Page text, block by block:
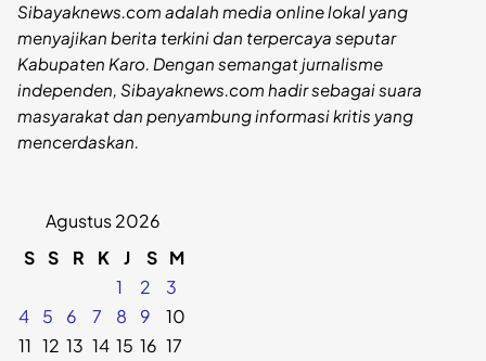
Sibayaknews.com adalah media online lokal yang
menyajikan berita terkini dan terpercaya seputar
Kabupaten Karo. Dengan semangat jurnalisme
independen, Sibayaknews.com hadir sebagai suara
masyarakat dan penyambung informasi kritis yang
mencerdaskan.
Agustus 2026
S S R K J S M
1
2
3
4
5 6 7 8 9
10
11 12 13 14 15 16 17